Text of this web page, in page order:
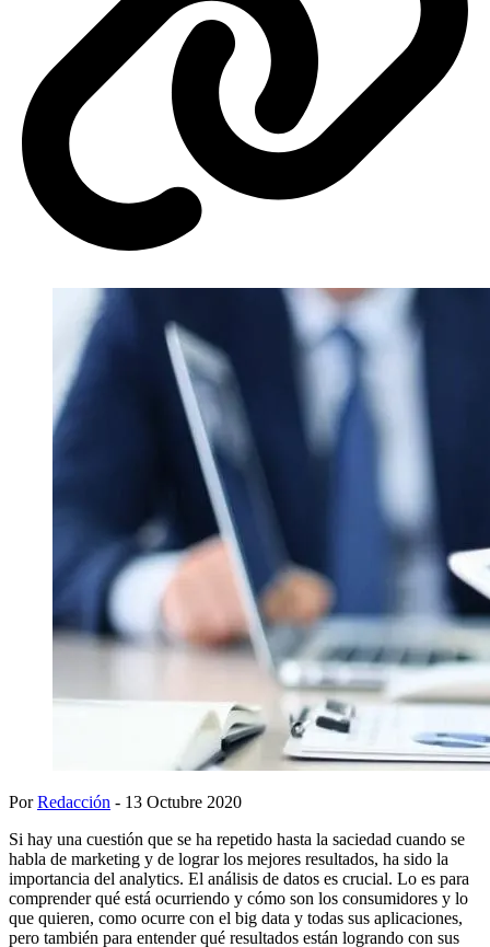
PorRedacción - 13 Octubre 2020
Si hay una cuestión que se ha repetido hasta la saciedad cuando se
habla de marketing y de lograr los mejores resultados, ha sido la
importancia del analytics. El análisis de datos es crucial. Lo es para
comprender qué está ocurriendo y cómo son los consumidores y lo
que quieren, como ocurre con el big data y todas sus aplicaciones,
pero también para entender qué resultados están logrando con sus